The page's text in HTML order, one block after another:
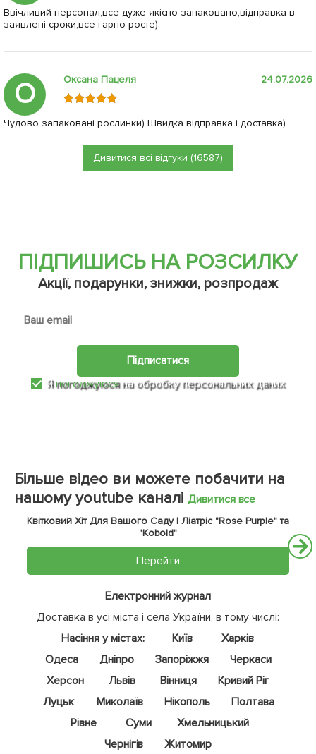
Ввічливий персонал,все дуже якісно запаковано,відправка в
заявлені сроки,все гарно росте)
О Оксана Пацеля 24.07.2026
Чудово запаковані рослинки) Швидка відправка і доставка)
Дивитися всі відгуки (16587)
ПІДПИШИСЬ НА РОЗСИЛКУ
Акції, подарунки, знижки, розпродаж
Підписатися
Япогоджуюся на обробку персональних даних
Більше відео ви можете побачити на
нашому youtube каналі Дивитися все
Квітковий Хіт Для Вашого Саду | Ліатріс "Rose Purple" та
"Kobold"
Перейти
Електронний журнал
Доставка в усі міста і села України, в тому числі:
Насіння у містах:
Київ
Харків
Одеса
Дніпро Запоріжжя
Черкаси
Херсон
Львів Вінниця
Кривий Ріг
Луцьк
Миколаїв Нікополь
Полтава
Рівне
Суми
Хмельницький
Чернігів
Житомир